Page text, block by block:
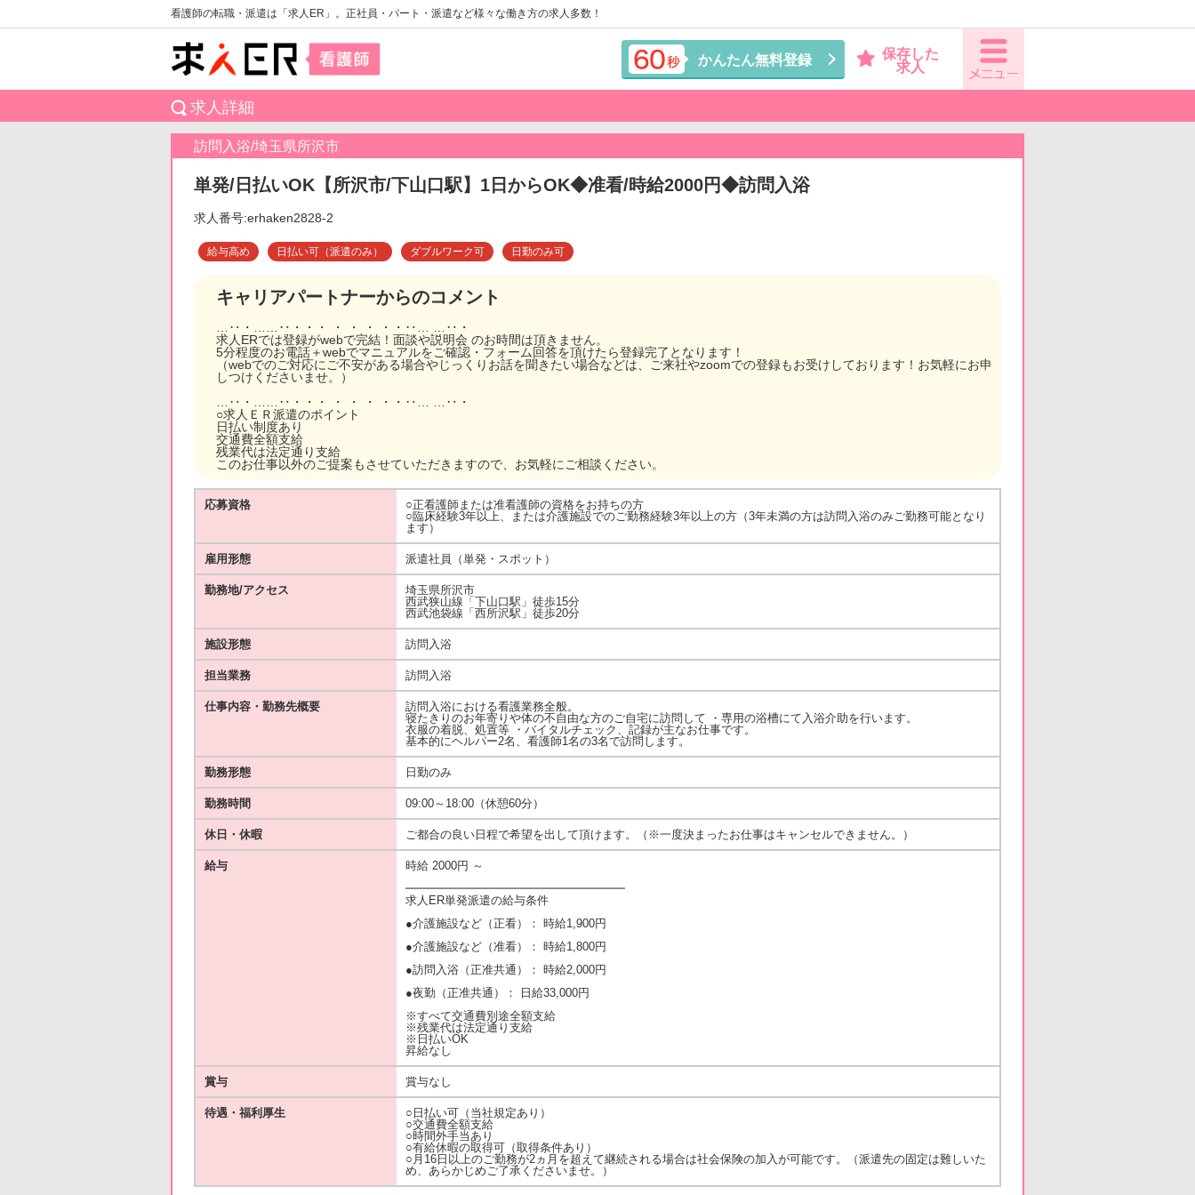
看護師の転職・派遣は「求人ER」。正社員・パート・派遣など様々な働き方の求人多数！
かんたん無料登録
保存した
求人
求人詳細
訪問入浴/埼玉県所沢市
単発/日払いOK【所沢市/下山口駅】1日からOK◆准看/時給2000円◆訪問入浴
求人番号:erhaken2828-2
給与高め 日払い可（派遣のみ） ダブルワーク可 日勤のみ可
キャリアパートナーからのコメント
…‥・……‥・・・ ・ ・ ・ ・・‥… …‥・
求人ERでは登録がwebで完結！面談や説明会 のお時間は頂きません。
5分程度のお電話＋webでマニュアルをご確認・フォーム回答を頂けたら登録完了となります！
（webでのご対応にご不安がある場合やじっくりお話を聞きたい場合などは、ご来社やzoomでの登録もお受けしております！お気軽にお申
しつけくださいませ。）
…‥・……‥・・・ ・ ・ ・ ・・‥… …‥・
○求人ＥＲ派遣のポイント
日払い制度あり
交通費全額支給
残業代は法定通り支給
このお仕事以外のご提案もさせていただきますので、お気軽にご相談ください。
応募資格
○正看護師または准看護師の資格をお持ちの方
○臨床経験3年以上、または介護施設でのご勤務経験3年以上の方（3年未満の方は訪問入浴のみご勤務可能となり
ます）
雇用形態 派遣社員（単発・スポット）
勤務地/アクセス
埼玉県所沢市
西武狭山線「下山口駅」徒歩15分
西武池袋線「西所沢駅」徒歩20分
施設形態 訪問入浴
担当業務 訪問入浴
仕事内容・勤務先概要
訪問入浴における看護業務全般。
寝たきりのお年寄りや体の不自由な方のご自宅に訪問して ・専用の浴槽にて入浴介助を行います。
衣服の着脱、処置等 ・バイタルチェック、記録が主なお仕事です。
基本的にヘルパー2名、看護師1名の3名で訪問します。
勤務形態 日勤のみ
勤務時間 09:00～18:00（休憩60分）
休日・休暇 ご都合の良い日程で希望を出して頂けます。（※一度決まったお仕事はキャンセルできません。）
給与
時給 2000円 ～
━━━━━━━━━━━━━━━━━━━
求人ER単発派遣の給与条件
●介護施設など（正看）： 時給1,900円
●介護施設など（准看）： 時給1,800円
●訪問入浴（正准共通）： 時給2,000円
●夜勤（正准共通）： 日給33,000円
※すべて交通費別途全額支給
※残業代は法定通り支給
※日払いOK
昇給なし
賞与 賞与なし
待遇・福利厚生
○日払い可（当社規定あり）
○交通費全額支給
○時間外手当あり
○有給休暇の取得可（取得条件あり）
○月16日以上のご勤務が2ヵ月を超えて継続される場合は社会保険の加入が可能です。（派遣先の固定は難しいた
め、あらかじめご了承くださいませ。）